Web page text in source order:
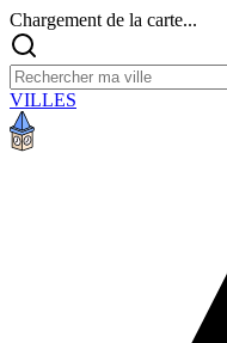
Chargement de la carte...
VILLES